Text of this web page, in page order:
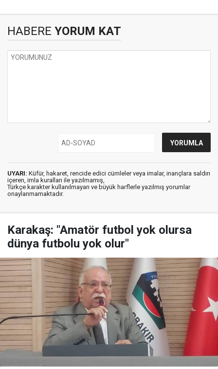
HABERE YORUM KAT
UYARI: Küfür, hakaret, rencide edici cümleler veya imalar, inançlara saldırı
içeren, imla kuralları ile yazılmamış,
Türkçe karakter kullanılmayan ve büyük harflerle yazılmış yorumlar
onaylanmamaktadır.
Karakaş: "Amatör futbol yok olursa
dünya futbolu yok olur"